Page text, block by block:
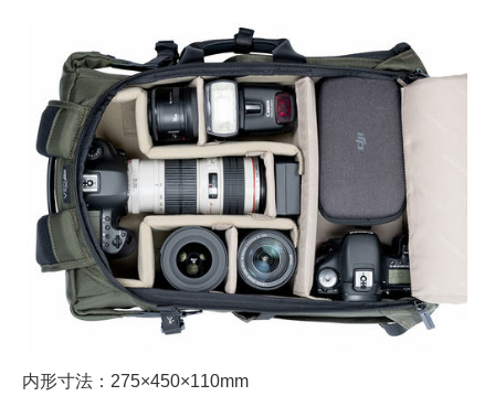
内形寸法：275×450×110mm